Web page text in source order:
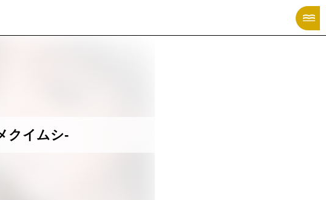
クイムシ-